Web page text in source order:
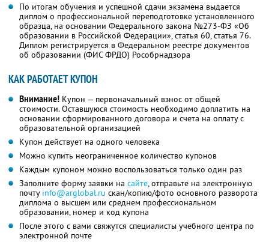
По итогам обучения и успешной сдачи экзамена выдается
диплом о профессиональной переподготовке установленного
образца, на основании Федерального закона №273-ФЗ «Об
образовании в Российской Федерации», статья 60, статья 76.
Диплом регистрируется в Федеральном реестре документов
об образовании (ФИС ФРДО) Рособрнадзора
КАК РАБОТАЕТ КУПОН
Внимание! Купон — первоначальный взнос от общей
стоимости. Оставшуюся стоимость необходимо доплатить на
основании сформированного договора и счета на оплату с
образовательной организацией
Купон действует на одного человека
Можно купить неограниченное количество купонов
Каждым купоном можно воспользоваться только один раз
Заполните форму заявки на сайте, отправьте на электронную
почту info@arglobal.ru скан/копию/фото основного разворота
диплома о высшем или среднем профессиональном
образовании, номер и код купона
После этого с вами свяжутся специалисты учебного центра по
электронной почте